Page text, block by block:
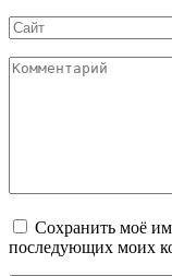
Сайт
Комментарий
Сохранить моё
последующих моих